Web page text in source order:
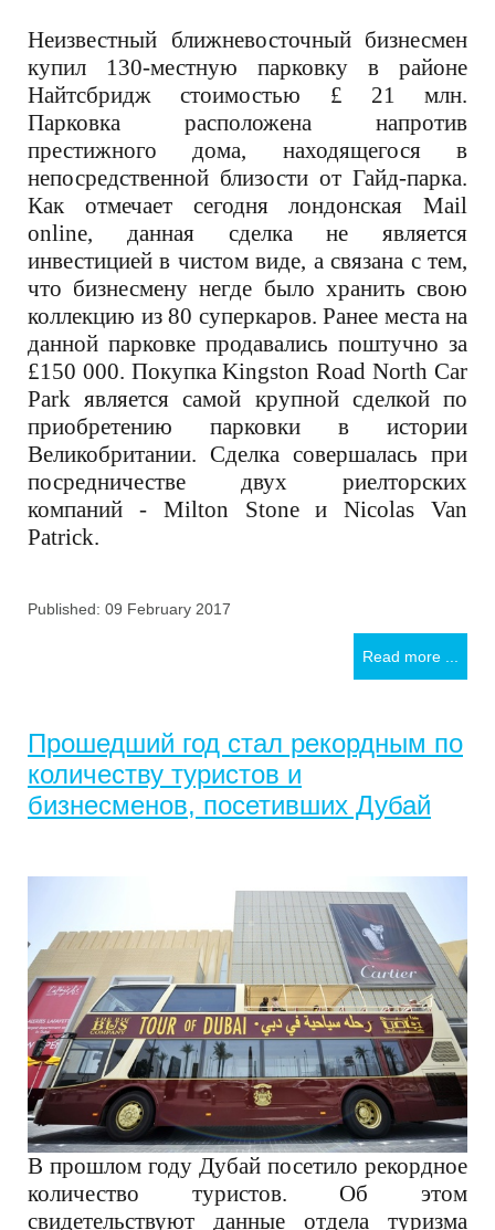
Неизвестный ближневосточный бизнесмен
купил 130-местную парковку в районе
Найтсбридж стоимостью £ 21 млн.
Парковка расположена напротив
престижного дома, находящегося в
непосредственной близости от Гайд-парка.
Как отмечает сегодня лондонская Mail
online, данная сделка не является
инвестицией в чистом виде, а связана с тем,
что бизнесмену негде было хранить свою
коллекцию из 80 суперкаров. Ранее места на
данной парковке продавались поштучно за
£150 000. Покупка Kingston Road North Car
Park является самой крупной сделкой по
приобретению парковки в истории
Великобритании. Сделка совершалась при
посредничестве двух риелторских
компаний - Milton Stone и Nicolas Van
Patrick.
Published: 09 February 2017
Read more ...
Прошедший год стал рекордным по
количеству туристов и
бизнесменов, посетивших Дубай
В прошлом году Дубай посетило рекордное
количество туристов. Об этом
свидетельствуют данные отдела туризма